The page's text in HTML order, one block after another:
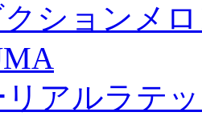
クションメ
リアルラテ